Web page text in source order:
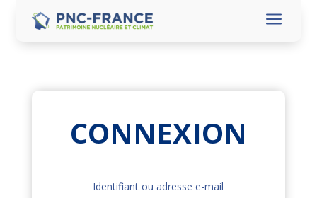
a
CONNEXION
Identifiant ou adresse e-mail